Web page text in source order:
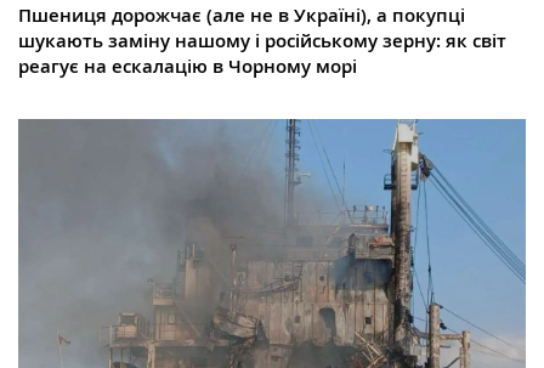
Пшениця дорожчає (але не в Україні), а покупці
шукають заміну нашому і російському зерну: як світ
реагує на ескалацію в Чорному морі